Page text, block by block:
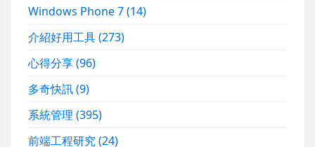
Windows Phone 7(14)
介紹好用工具(273)
心得分享(96)
多奇快訊(9)
系統管理(395)
前端工程研究(24)